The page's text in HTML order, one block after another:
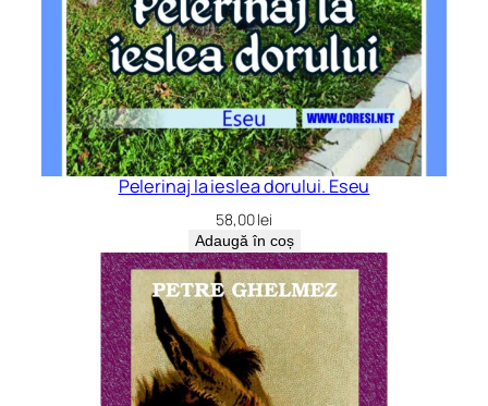
Pelerinaj la ieslea dorului. Eseu
58,00lei
Adaugă în coș